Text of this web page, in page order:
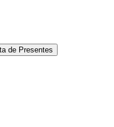
de Presentes